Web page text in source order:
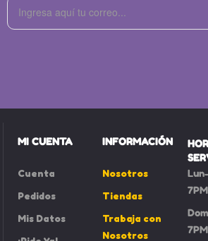
MI CUENTA INFORMACIÓN
Cuenta
Pedidos
Mis Datos
Nosotros
Tiendas
Trabaja con
Nosotros
7PM
7PM